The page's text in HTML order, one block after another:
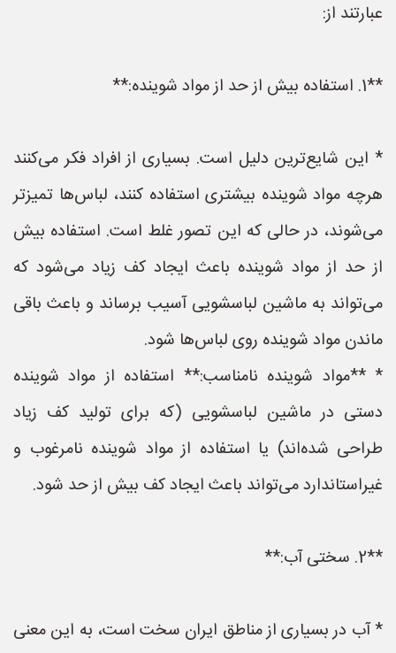
عبارتند از:
**1. استفاده بیش از حد از مواد شوینده:**
* این شایع‌ترین دلیل است. بسیاری از افراد فکر می‌کنند
هرچه مواد شوینده بیشتری استفاده کنند، لباس‌ها تمیزتر
می‌شوند، در حالی که این تصور غلط است. استفاده بیش
از حد از مواد شوینده باعث ایجاد کف زیاد می‌شود که
می‌تواند به ماشین لباسشویی آسیب برساند و باعث باقی
ماندن مواد شوینده روی لباس‌ها شود.
* **مواد شوینده نامناسب:** استفاده از مواد شوینده
دستی در ماشین لباسشویی (که برای تولید کف زیاد
طراحی شده‌اند) یا استفاده از مواد شوینده نامرغوب و
غیراستاندارد می‌تواند باعث ایجاد کف بیش از حد شود.
**2. سختی آب:**
* آب در بسیاری از مناطق ایران سخت است، به این معنی